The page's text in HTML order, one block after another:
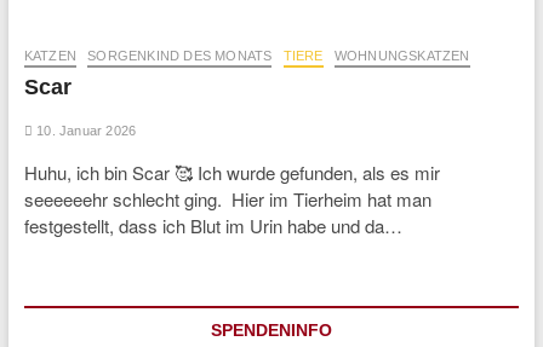
KATZEN SORGENKIND DES MONATS TIERE WOHNUNGSKATZEN
Scar
10. Januar 2026
Huhu, ich bin Scar 🥰 Ich wurde gefunden, als es mir
seeeeeehr schlecht ging. Hier im Tierheim hat man
festgestellt, dass ich Blut im Urin habe und da…
SPENDENINFO